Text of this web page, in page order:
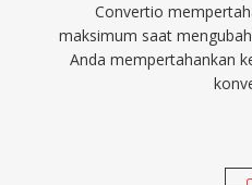
Convertio
maksimum saat
Anda mempertahankan